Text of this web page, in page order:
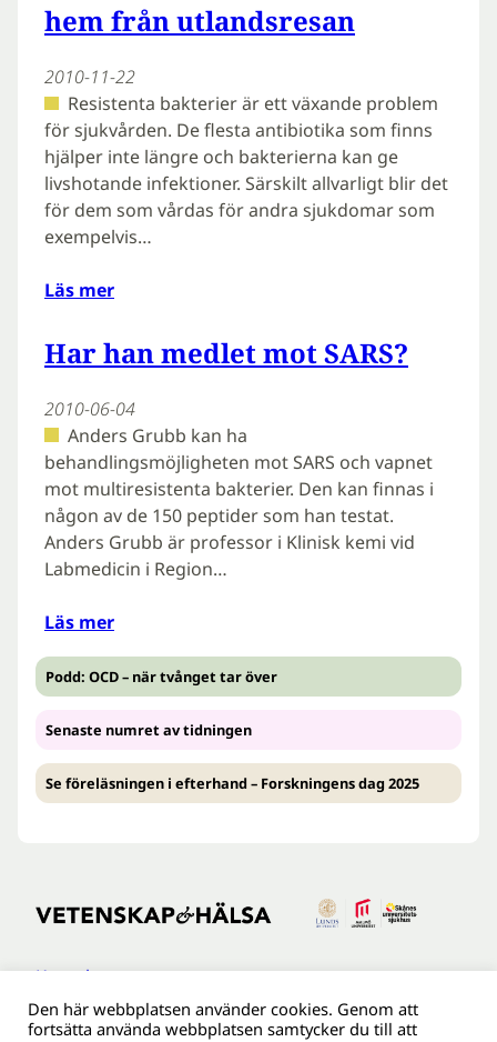
hem från utlandsresan
2010-11-22
Resistenta bakterier är ett växande problem
för sjukvården. De flesta antibiotika som finns
hjälper inte längre och bakterierna kan ge
livshotande infektioner. Särskilt allvarligt blir det
för dem som vårdas för andra sjukdomar som
exempelvis…
Läs mer
Har han medlet mot SARS?
2010-06-04
Anders Grubb kan ha
behandlingsmöjligheten mot SARS och vapnet
mot multiresistenta bakterier. Den kan finnas i
någon av de 150 peptider som han testat.
Anders Grubb är professor i Klinisk kemi vid
Labmedicin i Region…
Läs mer
Podd: OCD – när tvånget tar över
Senaste numret av tidningen
Se föreläsningen i efterhand – Forskningens dag 2025
Kontakt
Tillgänglighetsredogöreldse
Den här webbplatsen använder cookies. Genom att
fortsätta använda webbplatsen samtycker du till att